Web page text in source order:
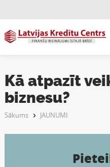
Kā atpazīt
biznesu?
Sākums JAUNUMI